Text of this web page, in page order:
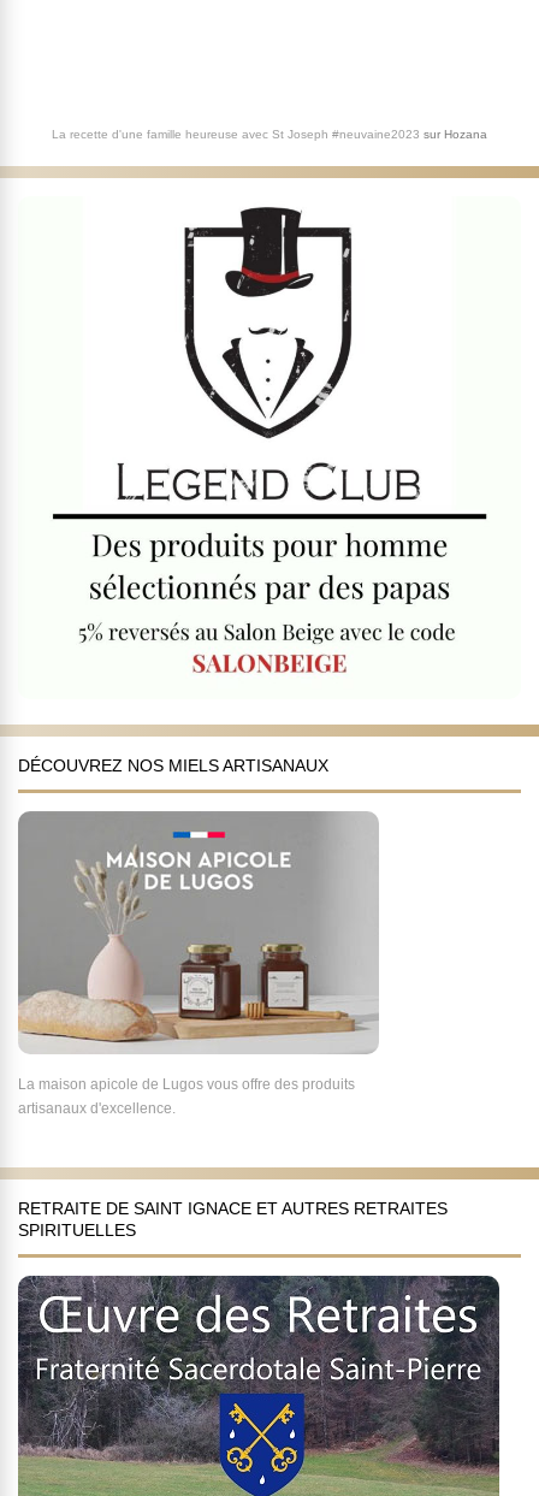
La recette d'une famille heureuse avec St Joseph #neuvaine2023 sur Hozana
DÉCOUVREZ NOS MIELS ARTISANAUX
La maison apicole de Lugos vous offre des produits
artisanaux d'excellence.
RETRAITE DE SAINT IGNACE ET AUTRES RETRAITES
SPIRITUELLES